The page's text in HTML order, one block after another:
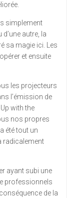
simplement
d’une autre, la
sa magie ici. Les
et ensuite
les projecteurs
l’émission de
with the
nos propres
été tout un
radicalement
ayant subi une
professionnels
de la